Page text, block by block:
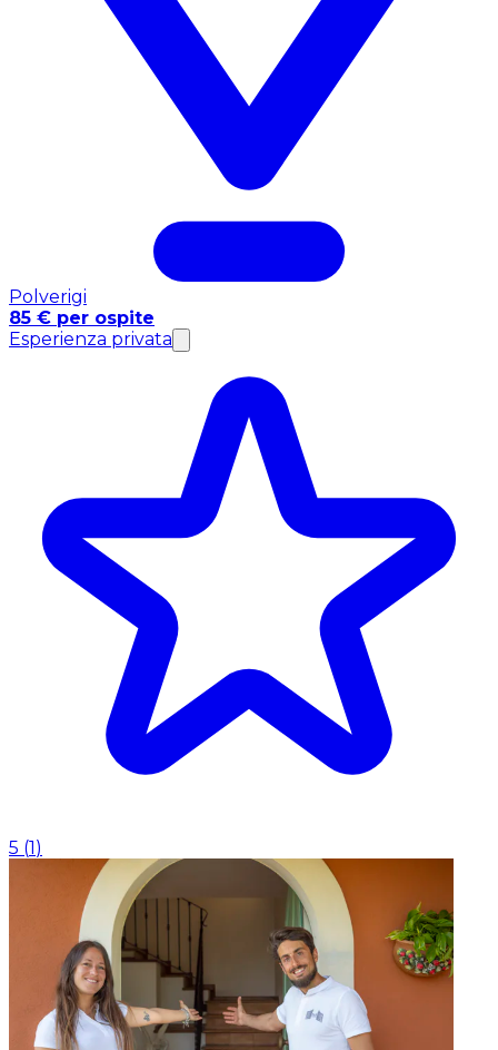
Polverigi
85 € per ospite
Esperienza privata
5 (1 )